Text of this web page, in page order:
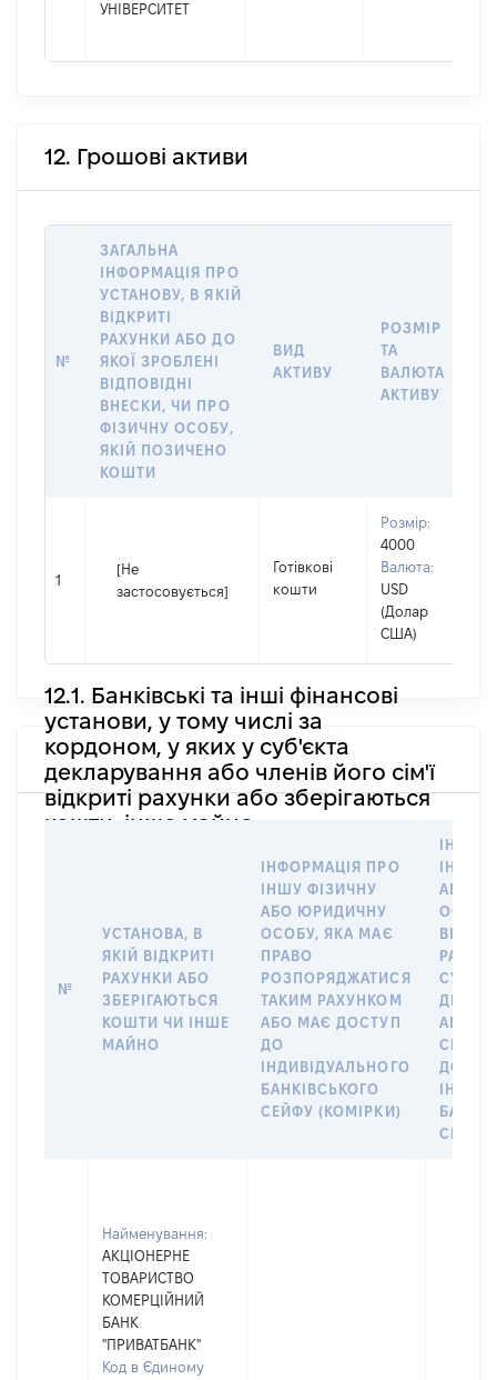
УНІВЕРСИТЕТ
12. Грошові активи
№
ЗАГАЛЬНА
ІНФОРМАЦІЯ ПРО
УСТАНОВУ, В ЯКІЙ
ВІДКРИТІ
РАХУНКИ АБО ДО
ЯКОЇ ЗРОБЛЕНІ
ВІДПОВІДНІ
ВНЕСКИ, ЧИ ПРО
ФІЗИЧНУ ОСОБУ,
ЯКІЙ ПОЗИЧЕНО
КОШТИ
ВИД
АКТИВУ
РОЗМІР
ТА
ВАЛЮТА
АКТИВУ
1
[Не
застосовується]
Готівкові
кошти
Розмір:
4000
Валюта:
USD
(Долар
США)
12.1. Банківські та інші фінансові
установи, у тому числі за
кордоном, у яких у суб'єкта
декларування або членів його сім'ї
відкриті рахунки або зберігаються
кошти, інше майно
№
УСТАНОВА, В
ЯКІЙ ВІДКРИТІ
РАХУНКИ АБО
ЗБЕРІГАЮТЬСЯ
КОШТИ ЧИ ІНШЕ
МАЙНО
ІНФОРМАЦІЯ ПРО
ІНШУ ФІЗИЧНУ
АБО ЮРИДИЧНУ
ОСОБУ, ЯКА МАЄ
ПРАВО
РОЗПОРЯДЖАТИСЯ
ТАКИМ РАХУНКОМ
АБО МАЄ ДОСТУП
ДО
ІНДИВІДУАЛЬНОГО
БАНКІВСЬКОГО
СЕЙФУ (КОМІРКИ)
ІНШУ
АБО
АБО
СІМ’Ї
СЕЙФУ
Найменування:
АКЦІОНЕРНЕ
ТОВАРИСТВО
КОМЕРЦІЙНИЙ
БАНК
"ПРИВАТБАНК"
Код в Єдиному